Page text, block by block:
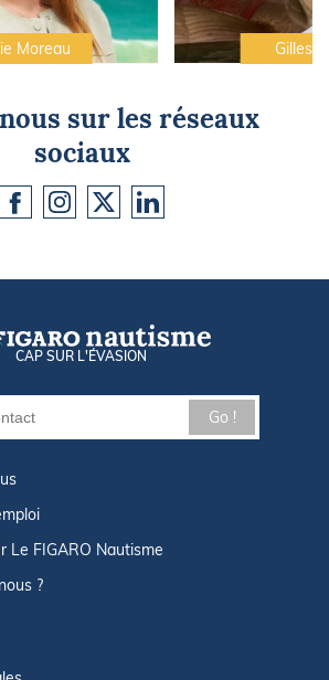
Moreau Gilles
sur les réseaux
sociaux
CAP SUR L'ÉVASION
Go !
Le FIGARO Nautisme
?